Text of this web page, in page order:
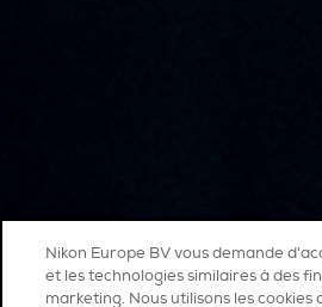
Nikon Europe BV vous demande
et les technologies similaires à des
marketing. Nous utilisons les cookies